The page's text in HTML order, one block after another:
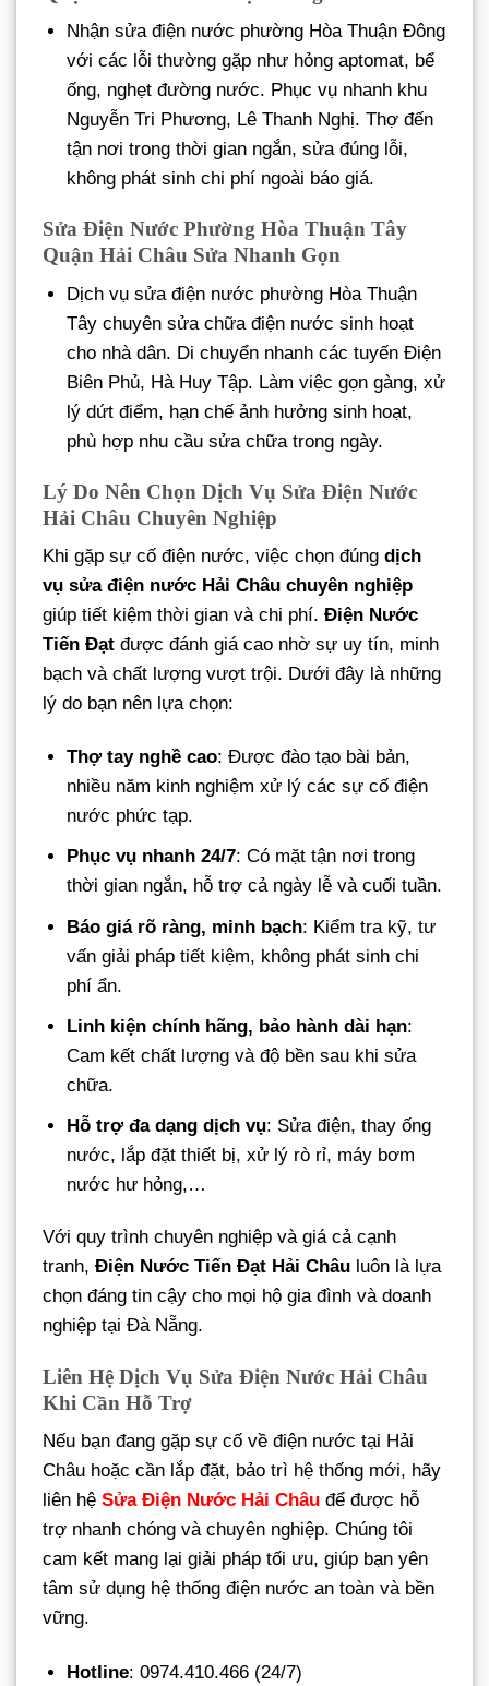
Nhận sửa điện nước phường Hòa Thuận Đông
với các lỗi thường gặp như hỏng aptomat, bể
ống, nghẹt đường nước. Phục vụ nhanh khu
Nguyễn Tri Phương, Lê Thanh Nghị. Thợ đến
tận nơi trong thời gian ngắn, sửa đúng lỗi,
không phát sinh chi phí ngoài báo giá.
Sửa Điện Nước Phường Hòa Thuận Tây
Quận Hải Châu Sửa Nhanh Gọn
Dịch vụ sửa điện nước phường Hòa Thuận
Tây chuyên sửa chữa điện nước sinh hoạt
cho nhà dân. Di chuyển nhanh các tuyến Điện
Biên Phủ, Hà Huy Tập. Làm việc gọn gàng, xử
lý dứt điểm, hạn chế ảnh hưởng sinh hoạt,
phù hợp nhu cầu sửa chữa trong ngày.
Lý Do Nên Chọn Dịch Vụ Sửa Điện Nước
Hải Châu Chuyên Nghiệp
Khi gặp sự cố điện nước, việc chọn đúng dịch
vụ sửa điện nước Hải Châu chuyên nghiệp
giúp tiết kiệm thời gian và chi phí. Điện Nước
Tiến Đạt được đánh giá cao nhờ sự uy tín, minh
bạch và chất lượng vượt trội. Dưới đây là những
lý do bạn nên lựa chọn:
Thợ tay nghề cao: Được đào tạo bài bản,
nhiều năm kinh nghiệm xử lý các sự cố điện
nước phức tạp.
Phục vụ nhanh 24/7: Có mặt tận nơi trong
thời gian ngắn, hỗ trợ cả ngày lễ và cuối tuần.
Báo giá rõ ràng, minh bạch: Kiểm tra kỹ, tư
vấn giải pháp tiết kiệm, không phát sinh chi
phí ẩn.
Linh kiện chính hãng, bảo hành dài hạn:
Cam kết chất lượng và độ bền sau khi sửa
chữa.
Hỗ trợ đa dạng dịch vụ: Sửa điện, thay ống
nước, lắp đặt thiết bị, xử lý rò rỉ, máy bơm
nước hư hỏng,…
Với quy trình chuyên nghiệp và giá cả cạnh
tranh, Điện Nước Tiến Đạt Hải Châu luôn là lựa
chọn đáng tin cậy cho mọi hộ gia đình và doanh
nghiệp tại Đà Nẵng.
Liên Hệ Dịch Vụ Sửa Điện Nước Hải Châu
Khi Cần Hỗ Trợ
Nếu bạn đang gặp sự cố về điện nước tại Hải
Châu hoặc cần lắp đặt, bảo trì hệ thống mới, hãy
liên hệ Sửa Điện Nước Hải Châu để được hỗ
trợ nhanh chóng và chuyên nghiệp. Chúng tôi
cam kết mang lại giải pháp tối ưu, giúp bạn yên
tâm sử dụng hệ thống điện nước an toàn và bền
vững.
Hotline: 0974.410.466 (24/7)